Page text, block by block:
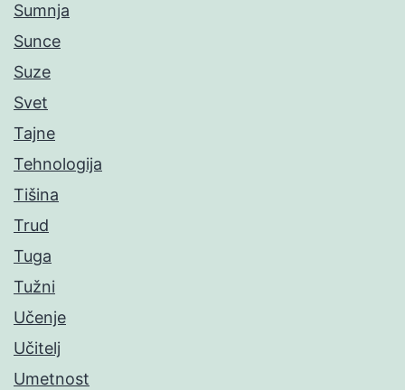
Sumnja
Sunce
Suze
Svet
Tajne
Tehnologija
Tišina
Trud
Tuga
Tužni
Učenje
Učitelj
Umetnost